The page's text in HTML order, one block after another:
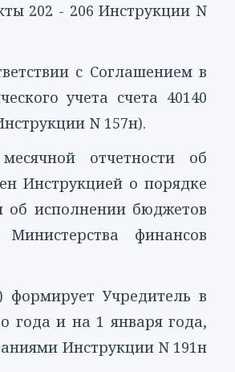
202 - 206 Инструкции N
с Соглашением в
учета счета 40140
N 157н).
отчетности об
Инструкцией о порядке
об исполнении бюджетов
финансов
формирует Учредитель в
года и на 1 января года,
Инструкции N 191н